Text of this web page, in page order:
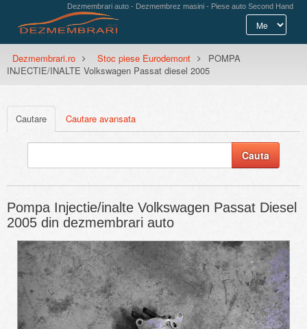
Dezmembrari auto - Dezmembrez masini - Piese auto Second Hand
Dezmembrari.ro Stoc piese Eurodemont
POMPA
INJECTIE/INALTE Volkswagen Passat diesel 2005
Cautare Cautare avansata
Pompa Injectie/inalte Volkswagen Passat Diesel
2005 din dezmembrari auto
Previous Next